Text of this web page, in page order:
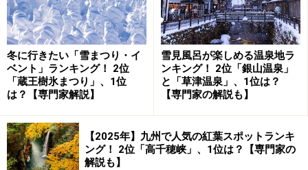
り、錦帯橋の付近は川幅が200メートルにも達します。
錦帯橋から錦川の下流を望む（2022年6月撮影）
この川には過去に何度も橋が架けられたのですが、錦川
国藩藩主・吉川広嘉（きっかわひろよし）の命により、
中国の西湖にあるという橋を参考にして、今のアーチ型
の構造を持った錦帯橋が架けられました。
冬に行きたい「雪まつり・イ
ベント」ランキング！ 2位
「蔵王樹氷まつり」、1位
は？【専門家解説】
雪見風呂が楽しめる温泉地ラ
ンキング！ 2位「銀山温泉」
と「草津温泉」、1位は？
【専門家の解説も】
【2025年】九州で人気の紅葉スポットランキ
ング！ 2位「高千穂峡」、1位は？【専門家の
解説も】